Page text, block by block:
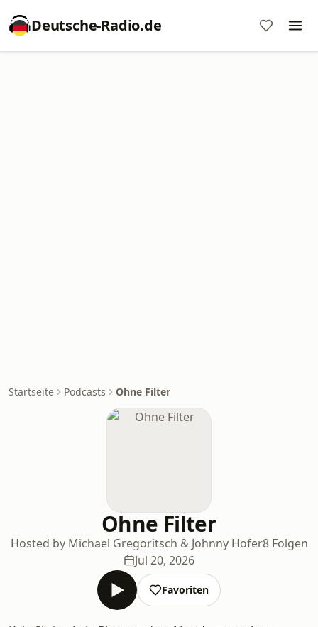
Deutsche-Radio.de
Startseite Podcasts Ohne Filter
Ohne Filter
Hosted by Michael Gregoritsch & Johnny Hofer8 Folgen
Jul 20, 2026
Favoriten